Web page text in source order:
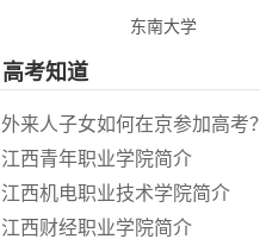
东南大学
高考知道
外来人子女如何在京参加高考？
江西青年职业学院简介
江西机电职业技术学院简介
江西财经职业学院简介